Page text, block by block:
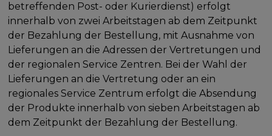
betreffenden Post- oder Kurierdienst) erfolgt
innerhalb von zwei Arbeitstagen ab dem Zeitpunkt
der Bezahlung der Bestellung, mit Ausnahme von
Lieferungen an die Adressen der Vertretungen und
der regionalen Service Zentren. Bei der Wahl der
Lieferungen an die Vertretung oder an ein
regionales Service Zentrum erfolgt die Absendung
der Produkte innerhalb von sieben Arbeitstagen ab
dem Zeitpunkt der Bezahlung der Bestellung.